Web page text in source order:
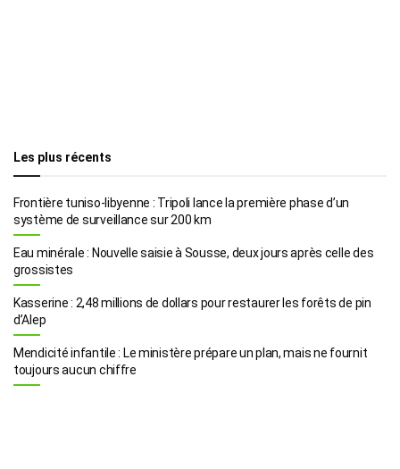
Les plus récents
Frontière tuniso-libyenne : Tripoli lance la première phase d’un
système de surveillance sur 200 km
Eau minérale : Nouvelle saisie à Sousse, deux jours après celle des
grossistes
Kasserine : 2,48 millions de dollars pour restaurer les forêts de pin
d’Alep
Mendicité infantile : Le ministère prépare un plan, mais ne fournit
toujours aucun chiffre